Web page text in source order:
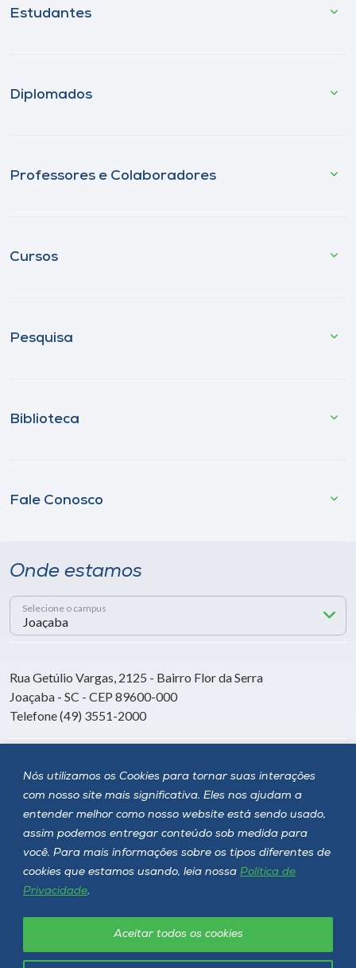
Nós utilizamos os Cookies para tornar suas interações
com nosso site mais significativa. Eles nos ajudam a
entender melhor como nosso website está sendo usado,
assim podemos entregar conteúdo sob medida para
você. Para mais informações sobre os tipos diferentes de
cookies que estamos usando, leia nossa Política de
Privacidade.
Aceitar todos os cookies
Estudantes
Diplomados
Professores e Colaboradores
Cursos
Pesquisa
Biblioteca
Fale Conosco
Onde estamos
Selecione o campus
Rua Getúlio Vargas, 2125 - Bairro Flor da Serra
Joaçaba - SC - CEP 89600-000
Telefone (49) 3551-2000
Siga a Unoesc
Política de privacidade LGPD